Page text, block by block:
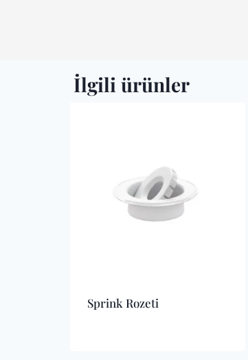
İlgili ürünler
Sprink Rozeti